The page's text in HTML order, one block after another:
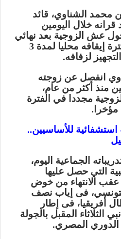
الشناوي، قائد
قرانه خلال اليومين
عش الزوجية بعد نهائي
أفريقيا، حيث استغل فترة إيقافه محليا لمدة 3
لزفافه.
انفصل عن زوجته
منذ أكثر من عام،
مجددا في الفترة
مؤخرا.
استشفائية للأساسيين..
الجماعية اليوم،
التي حصل عليها
الانتهاء من خوض
فى إياب نصف
أفريقيا، فى إطار
الثلاثاء المقبل بالجولة